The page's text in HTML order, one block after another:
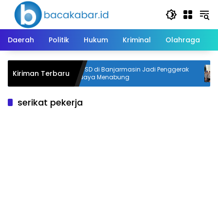
Langsung
konten
Daerah
Politik Hukum Kriminal Olahraga
Kiriman TerbaruDua SD di Banjarmasin Jadi Penggerak
Budaya Menabung
serikat pekerja